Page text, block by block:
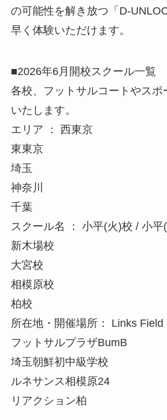
の可能性を解き放つ「D-
早く体験いただけます。
■2026年6月開校スクール一覧
各校、フットサルコートやスポ
いたします。
エリア ： 西東京
東東京
埼玉
神奈川
千葉
スクール名 ： 小平(火)校 / 小平
新木場校
大宮校
相模原校
柏校
所在地・開催場所： Links Field
フットサルプラザBumB
埼玉朝鮮初中級学校
ルネサンス相模原24
リアクション柏